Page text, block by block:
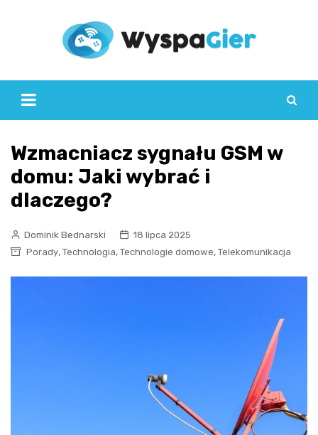
Wzmacniacz sygnału GSM w
domu: Jaki wybrać i
dlaczego?
Dominik Bednarski
18 lipca 2025
Porady, Technologia, Technologie domowe, Telekomunikacja